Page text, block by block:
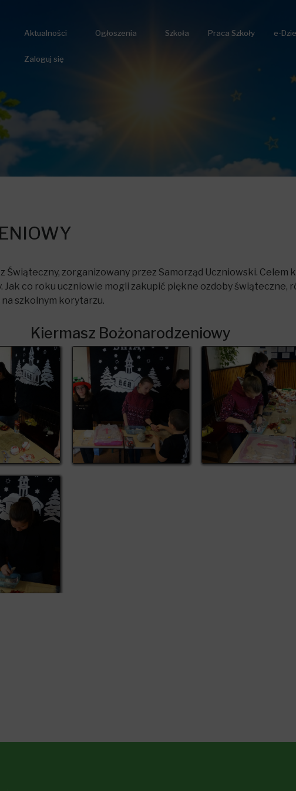
Aktualności Ogłoszenia Szkoła Praca Szkoły e-
Zaloguj się
Świąteczny, zorganizowany przez Samorząd Uczniowski. Celem
co roku uczniowie mogli zakupić piękne ozdoby świąteczne,
szkolnym korytarzu.
Kiermasz Bożonarodzeniowy